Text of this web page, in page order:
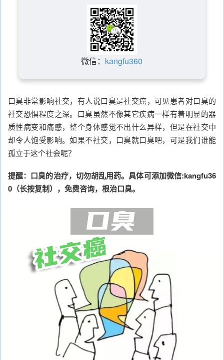
微信： kangfu360
口臭非常影响社交，有人说口臭是社交癌，可见患者对口臭的
社交恐惧程度之深。口臭虽然不像其它疾病一样有着明显的器
质性病变和痛感，整个身体感觉不出什么异样，但是在社交中
却令人饱受影响。如果不社交，口臭就口臭吧，可是我们谁能
孤立于这个社会呢？
提醒：口臭的治疗，切勿胡乱用药。具体可添加微信:kangfu36
0（长按复制），免费咨询，根治口臭。